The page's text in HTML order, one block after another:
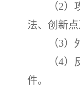
（2）
法、创新
（3）
（4）
件。